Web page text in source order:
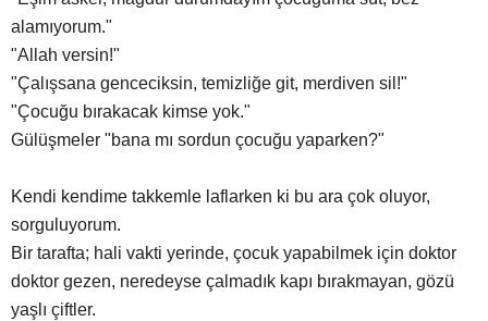
alamıyorum."
"Allah versin!"
"Çalışsana genceciksin, temizliğe git, merdiven sil!"
"Çocuğu bırakacak kimse yok."
Gülüşmeler "bana mı sordun çocuğu yaparken?"
Kendi kendime takkemle laflarken ki bu ara çok oluyor,
sorguluyorum.
Bir tarafta; hali vakti yerinde, çocuk yapabilmek için doktor
doktor gezen, neredeyse çalmadık kapı bırakmayan, gözü
yaşlı çiftler.